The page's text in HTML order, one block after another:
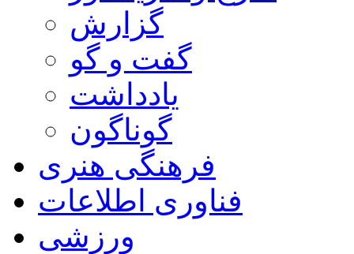
گزارش
گفت و گو
یادداشت
گوناگون
فرهنگی هنری
فناوری اطلاعات
ورزشی